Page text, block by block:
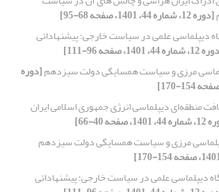
[دوره 12، شماره 44، 1401، صفحه 68-95]
دیپلماسی علمی در سیاست خارجی: پیشنهاداتی
44، 1401، صفحه 96-111]
مرزی و سیاست همسایگی دولت سیزدهم[دوره
منطقه‌ای دیپلماسی انرژی جمهوری اسلامی ایران
صفحه 40-66]
مرزی و سیاست همسایگی دولت سیزدهم
دیپلماسی علمی در سیاست خارجی: پیشنهاداتی